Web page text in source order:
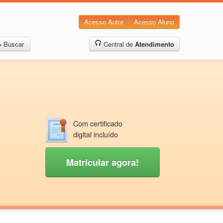
Acesso Autor Acesso Aluno
Buscar Central de Atendimento
Com certificado
digital incluído
Matricular agora!